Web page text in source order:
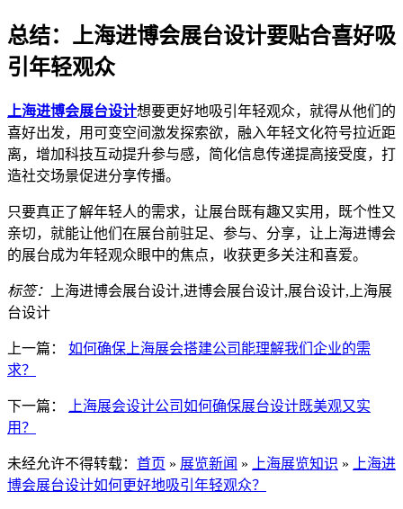
总结：上海进博会展台设计要贴合喜好吸
引年轻观众
上海进博会展台设计想要更好地吸引年轻观众，就得从他们的
喜好出发，用可变空间激发探索欲，融入年轻文化符号拉近距
离，增加科技互动提升参与感，简化信息传递提高接受度，打
造社交场景促进分享传播。
只要真正了解年轻人的需求，让展台既有趣又实用，既个性又
亲切，就能让他们在展台前驻足、参与、分享，让上海进博会
的展台成为年轻观众眼中的焦点，收获更多关注和喜爱。
标签：
上海进博会展台设计,进博会展台设计,展台设计,上海展
台设计
上一篇： 如何确保上海展会搭建公司能理解我们企业的需
求？
下一篇：
上海展会设计公司如何确保展台设计既美观又实
用？
未经允许不得转载： 首页 » 展览新闻 » 上海展览知识 »
上海进
博会展台设计如何更好地吸引年轻观众？